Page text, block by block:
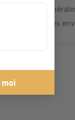
Conditions
Caractéristiques